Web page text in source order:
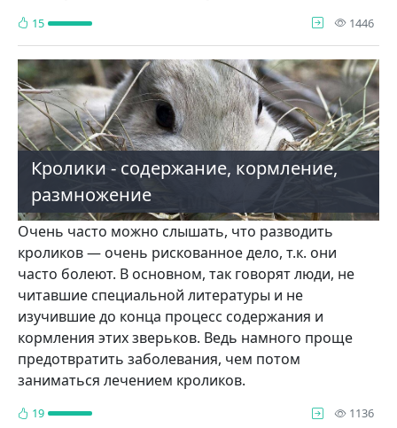
15 1446
Кролики - содержание, кормление,
размножение
Очень часто можно слышать, что разводить
кроликов — очень риско­ванное дело, т.к. они
часто болеют. В основном, так говорят люди, не
чи­тавшие специальной литературы и не
изучившие до конца процесс со­держания и
кормления этих зверьков. Ведь намного проще
предотвратить заболевания, чем потом
заниматься лечением кроликов.
19 1136